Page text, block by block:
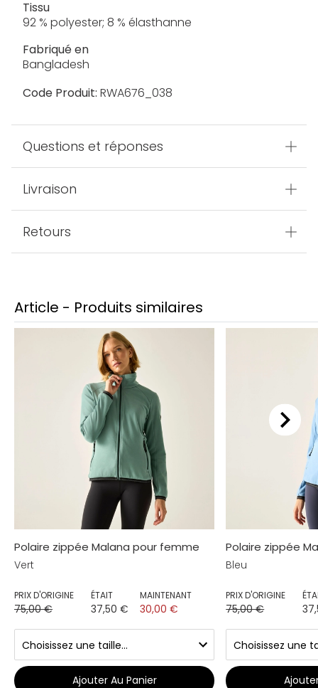
Tissu
92 % polyester; 8 % élasthanne
Fabriqué en
Bangladesh
Code Produit: RWA676_038
Questions et réponses
Livraison
Retours
Article - Produits similaires
Polaire zippée Malana pour femme
Vert
PRIX D'ORIGINE
75,00 €
ÉTAIT
37,50 €
MAINTENANT
30,00 €
Ajouter Au Panier
Polaire zippée
Bleu
PRIX D'ORIGINE
75,00 €